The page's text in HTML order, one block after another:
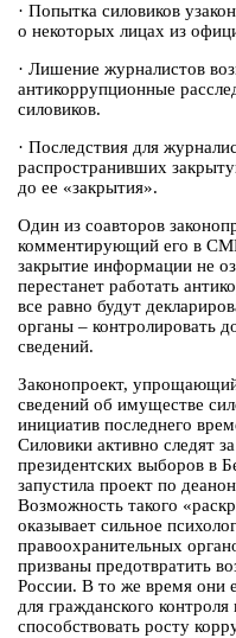
· Попытка силовиков
о некоторых лицах из
· Лишение журналистов
антикоррупционные
силовиков.
· Последствия для
распространивших
до ее «закрытия».
Один из соавторов
комментирующий его в
закрытие информации не
перестанет работать
все равно будут
органы – контролировать
сведений.
Законопроект,
сведений об имуществе
инициатив последнего
Силовики активно следят
президентских выборов в
запустила проект по
Возможность такого
оказывает сильное
правоохранительных
призваны предотвратить
России. В то же время они
для гражданского
способствовать росту